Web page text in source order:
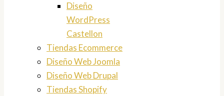
Diseño
WordPress
Castellon
Tiendas Ecommerce
Diseño Web Joomla
Diseño Web Drupal
Tiendas Shopify